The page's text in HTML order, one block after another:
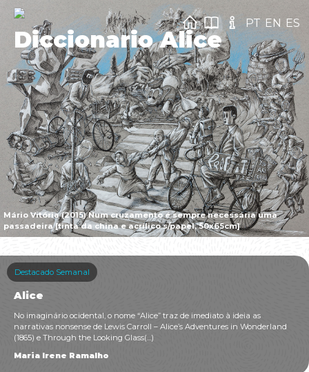
Mário Vitória (2015) Num cruzamento é sempre necessária uma
passadeira [tinta da china e acrílico s/papel, 50x65cm]
Diccionario Alice
PT EN ES
Destacado Semanal
Alice
No imaginário ocidental, o nome “Alice” traz de imediato à ideia as
narrativas nonsense de Lewis Carroll – Alice’s Adventures in Wonderland
(1865) e Through the Looking Glass(...)
Maria Irene Ramalho